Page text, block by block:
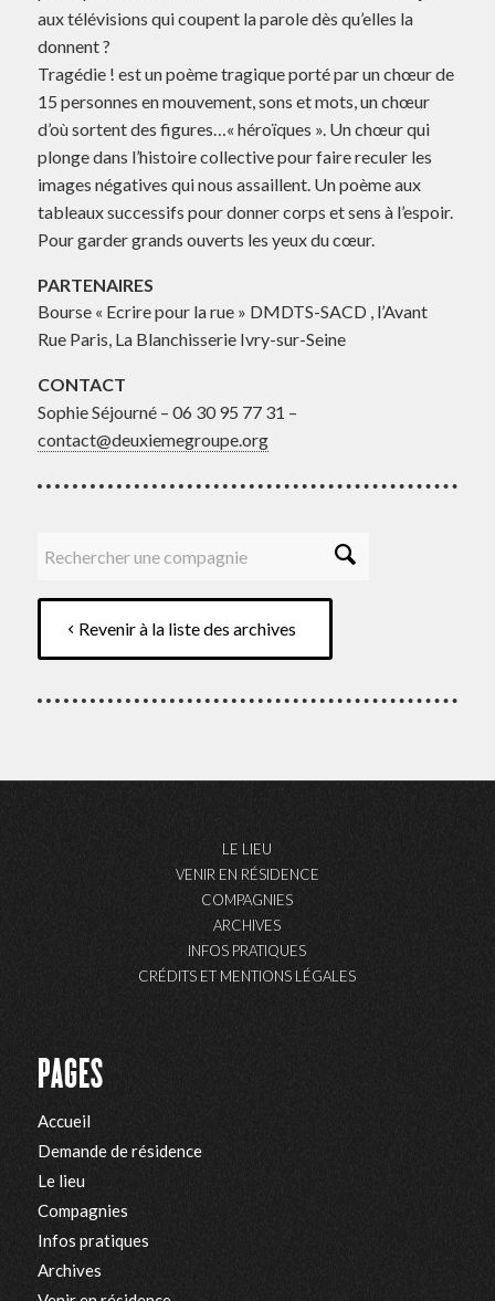
aux télévisions qui coupent la parole dès qu’elles la
donnent ?
Tragédie ! est un poème tragique porté par un chœur de
15 personnes en mouvement, sons et mots, un chœur
d’où sortent des figures…« héroïques ». Un chœur qui
plonge dans l’histoire collective pour faire reculer les
images négatives qui nous assaillent. Un poème aux
tableaux successifs pour donner corps et sens à l’espoir.
Pour garder grands ouverts les yeux du cœur.
PARTENAIRES
Bourse « Ecrire pour la rue » DMDTS-SACD , l’Avant
Rue Paris, La Blanchisserie Ivry-sur-Seine
CONTACT
Sophie Séjourné – 06 30 95 77 31 –
contact@deuxiemegroupe.org
Revenir à la liste des archives
LE LIEU
VENIR EN RÉSIDENCE
COMPAGNIES
ARCHIVES
INFOS PRATIQUES
CRÉDITS ET MENTIONS LÉGALES
PAGES
Accueil
Demande de résidence
Le lieu
Compagnies
Infos pratiques
Archives